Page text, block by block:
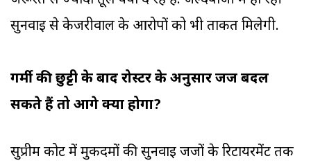
सुनवाई से केजरीवाल के आरोपों को भी ताकत मिलेगी.
गर्मी की छुट्टी के बाद रोस्टर के अनुसार जज बदल
सकते हैं तो आगे क्या होगा?
सुप्रीम कोर्ट में मुकदमों की सुनवाई जजों के रिटायरमेंट तक